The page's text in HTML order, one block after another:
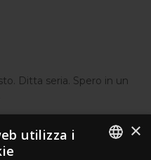
Ditta seria. Spero in un
×
utilizza i